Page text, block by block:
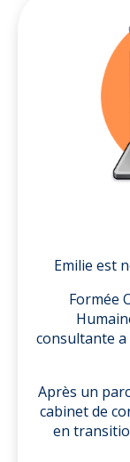
Emilie est
Formée
consultante a
Après un
cabinet de
en